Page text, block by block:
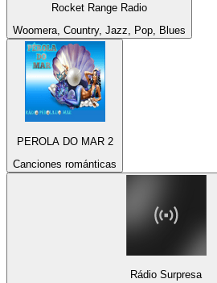
Rocket Range Radio
Woomera, Country, Jazz, Pop, Blues
PEROLA DO MAR 2
Canciones románticas
Rádio Surpresa